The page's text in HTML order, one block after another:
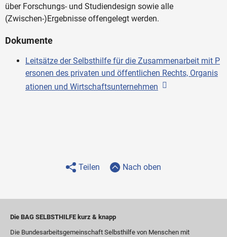
über Forschungs- und Studiendesign sowie alle
(Zwischen-)Ergebnisse offengelegt werden.
Dokumente
Leitsätze der Selbsthilfe für die Zusammenarbeit mit P
ersonen des privaten und öffentlichen Rechts, Organis
ationen und Wirtschaftsunternehmen
Teilen Nach oben
Die BAG SELBSTHILFE kurz & knapp
Die Bundesarbeitsgemeinschaft Selbsthilfe von Menschen mit